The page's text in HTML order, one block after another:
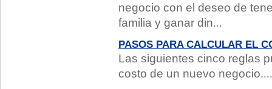
negocio con el deseo de
familia y ganar din...
PASOS PARA CALCULAR EL
Las siguientes cinco reglas
costo de un nuevo negocio....